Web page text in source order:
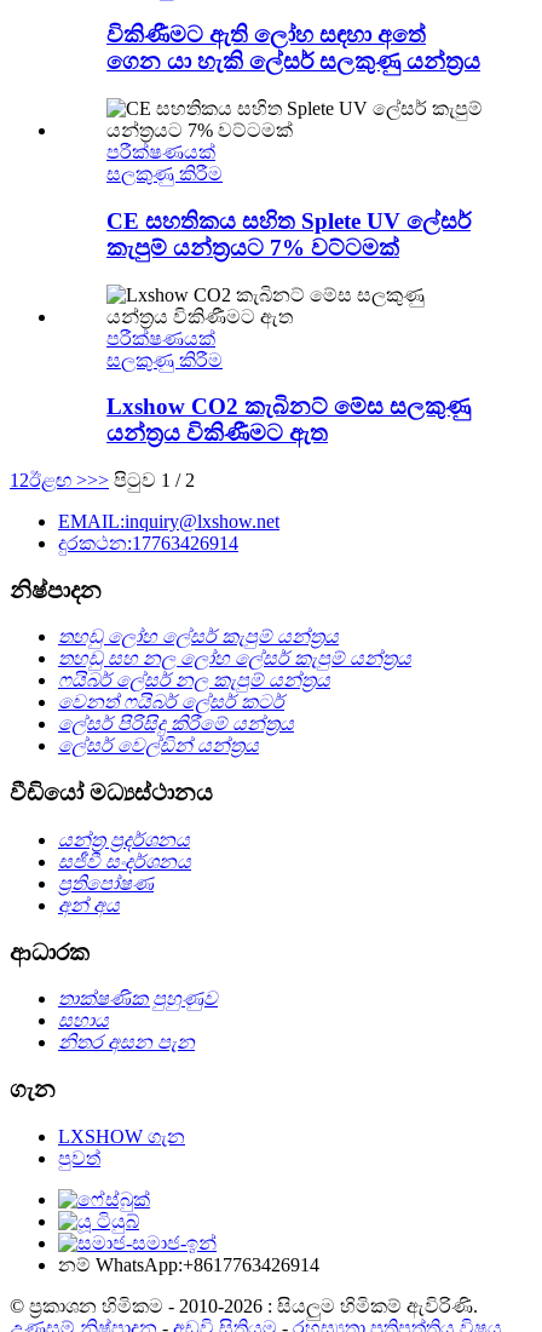
විකිණීමට ඇති ලෝහ සඳහා අතේ
ගෙන යා හැකි ලේසර් සලකුණු යන්ත්‍රය
පරීක්ෂණයක්
සලකුණු කිරීම
CE සහතිකය සහිත Splete UV ලේසර්
කැපුම් යන්ත්‍රයට 7% වට්ටමක්
පරීක්ෂණයක්
සලකුණු කිරීම
Lxshow CO2 කැබිනට් මේස සලකුණු
යන්ත්‍රය විකිණීමට ඇත
1 2ඊළඟ >>> පිටුව 1 / 2
EMAIL:inquiry@lxshow.net
දුරකථන:17763426914
නිෂ්පාදන
තහඩු ලෝහ ලේසර් කැපුම් යන්ත්‍රය
තහඩු සහ නල ලෝහ ලේසර් කැපුම් යන්ත්‍රය
ෆයිබර් ලේසර් නල කැපුම් යන්ත්‍රය
වෙනත් ෆයිබර් ලේසර් කටර්
ලේසර් පිරිසිදු කිරීමේ යන්ත්‍රය
ලේසර් වෙල්ඩින් යන්ත්‍රය
වීඩියෝ මධ්‍යස්ථානය
යන්ත්‍ර ප්‍රදර්ශනය
සජීවී සංදර්ශනය
ප්‍රතිපෝෂණ
අන් අය
ආධාරක
තාක්ෂණික පුහුණුව
සහාය
නිතර අසන පැන
ගැන
LXSHOW ගැන
පුවත්
නම් WhatsApp:+8617763426914
© ප්‍රකාශන හිමිකම - 2010-2026 : සියලුම හිමිකම් ඇවිරිණි.
උණුසුම් නිෂ්පාදන - අඩවි සිතියම - රහස්‍යතා ප්‍රතිපත්තිය විෂය